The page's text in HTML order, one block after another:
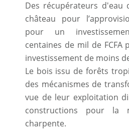
Des récupérateurs d'eau
château pour
pour un
centaines de mil de
investissement de moins
Le bois issu de forêts
des mécanismes de
vue de leur exploitation
constructions pour la
charpente.